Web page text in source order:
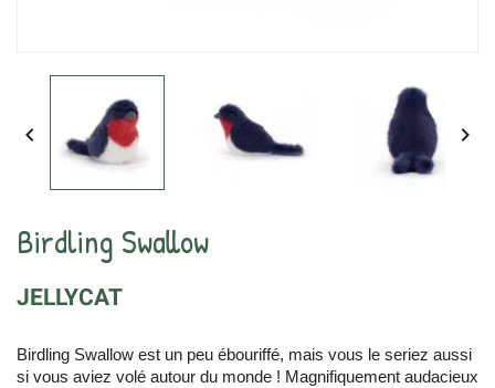
 
Birdling Swallow
JELLYCAT
Birdling Swallow est un peu ébouriffé, mais vous le seriez aussi
si vous aviez volé autour du monde ! Magnifiquement audacieux